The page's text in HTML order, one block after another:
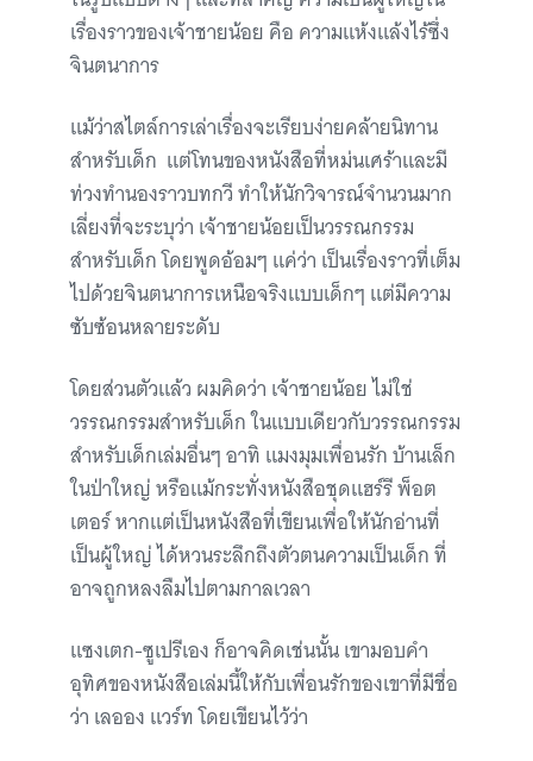
เรื่องราวของเจ้าชายน้อย คือ ความแห้งแล้งไร้ซึ่ง
จินตนาการ
แม้ว่าสไตล์การเล่าเรื่องจะเรียบง่ายคล้ายนิทาน
สำหรับเด็ก แต่โทนของหนังสือที่หม่นเศร้าและมี
ท่วงทำนองราวบทกวี ทำให้นักวิจารณ์จำนวนมาก
เลี่ยงที่จะระบุว่า เจ้าชายน้อยเป็นวรรณกรรม
สำหรับเด็ก โดยพูดอ้อมๆ แค่ว่า เป็นเรื่องราวที่เต็ม
ไปด้วยจินตนาการเหนือจริงแบบเด็กๆ แต่มีความ
ซับซ้อนหลายระดับ
โดยส่วนตัวแล้ว ผมคิดว่า เจ้าชายน้อย ไม่ใช่
วรรณกรรมสำหรับเด็ก ในแบบเดียวกับวรรณกรรม
สำหรับเด็กเล่มอื่นๆ อาทิ แมงมุมเพื่อนรัก บ้านเล็ก
ในป่าใหญ่ หรือแม้กระทั่งหนังสือชุดแฮร์รี พ็อต
เตอร์ หากแต่เป็นหนังสือที่เขียนเพื่อให้นักอ่านที่
เป็นผู้ใหญ่ ได้หวนระลึกถึงตัวตนความเป็นเด็ก ที่
อาจถูกหลงลืมไปตามกาลเวลา
แซงเตก-ซูเปรีเอง ก็อาจคิดเช่นนั้น เขามอบคำ
อุทิศของหนังสือเล่มนี้ให้กับเพื่อนรักของเขาที่มีชื่อ
ว่า เลออง แวร์ท โดยเขียนไว้ว่า